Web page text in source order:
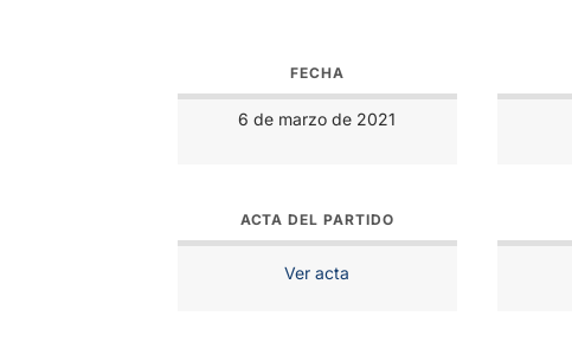
FECHA
6 de marzo de 2021
ACTA DEL PARTIDO
Ver acta